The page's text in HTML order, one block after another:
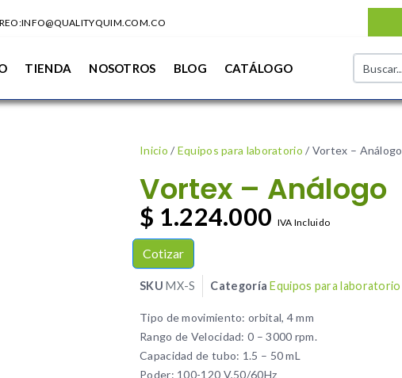
TIENDA NOSOTROS BLOG CATÁLOGO
Inicio / Equipos para laboratorio / Vortex – Análogo
Vortex – Análogo
$ 1.224.000 IVA Incluido
Cotizar
SKUMX-S Categoría Equipos para laboratorio
Tipo de movimiento: orbital, 4 mm
Rango de Velocidad: 0 – 3000 rpm.
Capacidad de tubo: 1.5 – 50 mL
Poder: 100-120 V,50/60Hz